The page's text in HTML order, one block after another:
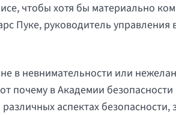
чтобы хотя бы материально
Пуке, руководитель
в невнимательности или
почему в Академии
аспектах